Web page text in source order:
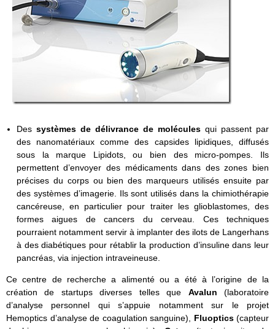
Des systèmes de délivrance de molécules qui passent par
des nanomatériaux comme des capsides lipidiques, diffusés
sous la marque Lipidots, ou bien des micro-pompes. Ils
permettent d’envoyer des médicaments dans des zones bien
précises du corps ou bien des marqueurs utilisés ensuite par
des systèmes d’imagerie. Ils sont utilisés dans la chimiothérapie
cancéreuse, en particulier pour traiter les glioblastomes, des
formes aigues de cancers du cerveau. Ces techniques
pourraient notamment servir à implanter des ilots de Langerhans
à des diabétiques pour rétablir la production d’insuline dans leur
pancréas, via injection intraveineuse.
Ce centre de recherche a alimenté ou a été à l’origine de la
création de startups diverses telles que Avalun (laboratoire
d’analyse personnel qui s’appuie notamment sur le projet
Hemoptics d’analyse de coagulation sanguine), Fluoptics(capteur